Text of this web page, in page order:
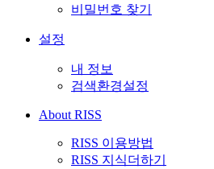
비밀번호 찾기
설정
내 정보
검색환경설정
About RISS
RISS 이용방법
RISS 지식더하기